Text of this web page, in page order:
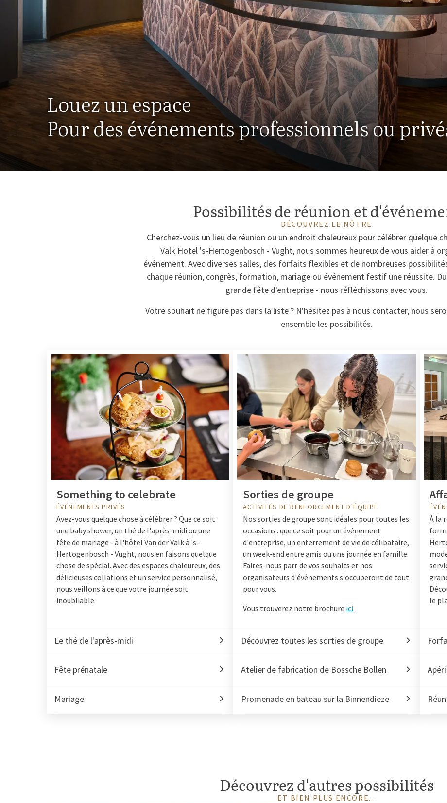
Louez un espace
Pour des événements professionnels ou
Possibilités de réunion et
DÉCOUVREZ LE NÔTRE
Cherchez-vous un lieu de réunion ou un endroit chaleureux pour célébrer quelque
Valk Hotel 's-Hertogenbosch - Vught, nous sommes heureux de vous aider à
événement. Avec diverses salles, des forfaits flexibles et de nombreuses
chaque réunion, congrès, formation, mariage ou événement festif une réussite.
grande fête d'entreprise - nous réfléchissons avec vous.
Votre souhait ne figure pas dans la liste ? N'hésitez pas à nous contacter, nous
ensemble les possibilités.
Something to celebrate
ÉVÉNEMENTS PRIVÉS
Avez-vous quelque chose à célébrer ? Que ce soit
une baby shower, un thé de l'après-midi ou une
fête de mariage - à l'hôtel Van der Valk à 's-
Hertogenbosch - Vught, nous en faisons quelque
chose de spécial. Avec des espaces chaleureux, des
délicieuses collations et un service personnalisé,
nous veillons à ce que votre journée soit
inoubliable.
Le thé de l'après-midi
Fête prénatale
Mariage
Sorties de groupe
ACTIVITÉS DE RENFORCEMENT D'ÉQUIPE
Nos sorties de groupe sont idéales pour toutes les
occasions : que ce soit pour un événement
d'entreprise, un enterrement de vie de célibataire,
un week-end entre amis ou une journée en famille.
Faites-nous part de vos souhaits et nos
organisateurs d'événements s'occuperont de tout
pour vous.
Vous trouverez notre brochure ici.
Découvrez toutes les sorties de groupe
Atelier de fabrication de Bossche Bollen
Promenade en bateau sur la Binnendieze
À la
le
Découvrez d'autres possibilités
ET BIEN PLUS ENCORE...